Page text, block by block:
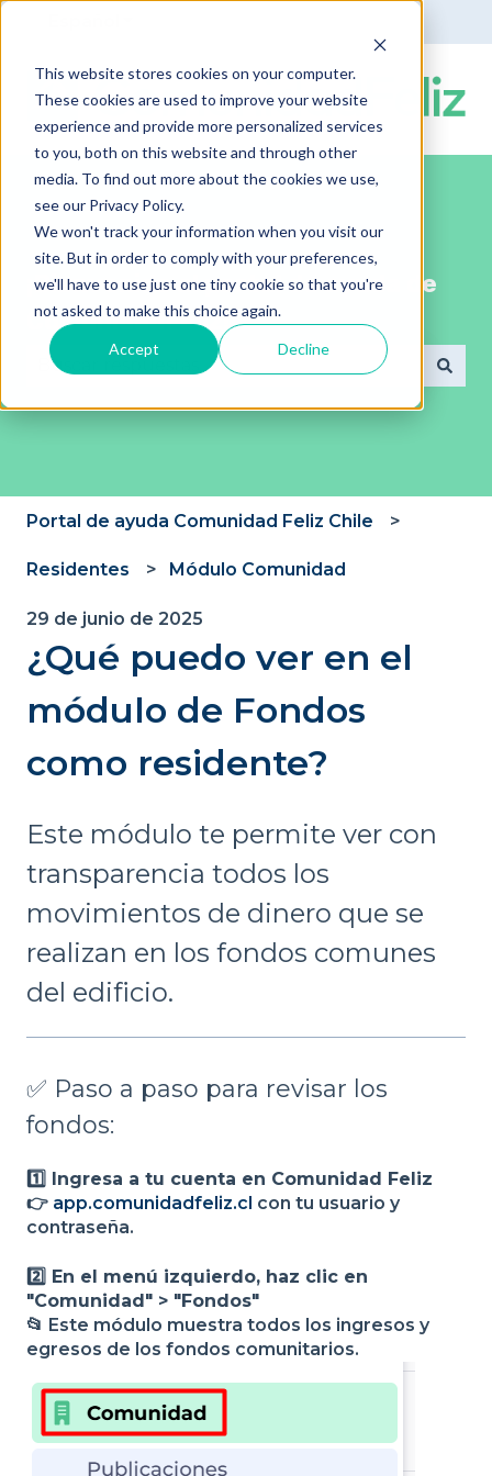
This website stores cookies on your computer.
These cookies are used to improve your website
experience and provide more personalized services
to you, both on this website and through other
media. To find out more about the cookies we use,
see our Privacy Policy.
We won't track your information when you visit our
site. But in order to comply with your preferences,
we'll have to use just one tiny cookie so that you're
not asked to make this choice again.
Accept Decline
¡Bienvenido al portal de ayuda de
ComunidadFeliz!
No hay sugerencias porque el campo de
Portal de ayuda Comunidad Feliz Chile
Residentes Módulo Comunidad
29 de junio de 2025
¿Qué puedo ver en el
módulo de Fondos
como residente?
Este módulo te permite ver con
transparencia todos los
movimientos de dinero que se
realizan en los fondos comunes
del edificio.
✅ Paso a paso para revisar los
fondos:
1️⃣ Ingresa a tu cuenta en Comunidad Feliz
👉 app.comunidadfeliz.cl con tu usuario y
contraseña.
2️⃣ En el menú izquierdo, haz clic en
"Comunidad" > "Fondos"
📂 Este módulo muestra todos los ingresos y
egresos de los fondos comunitarios.